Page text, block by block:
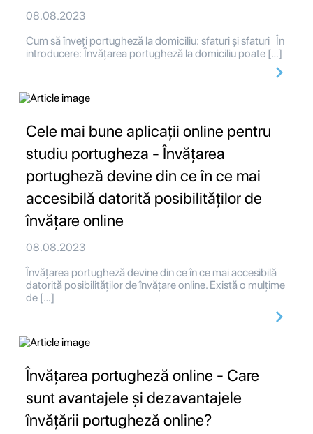
08.08.2023
Cum să înveți portugheză la domiciliu: sfaturi și sfaturi În
introducere: Învățarea portugheză la domiciliu poate […]
Cele mai bune aplicații online pentru
studiu portugheza - Învățarea
portugheză devine din ce în ce mai
accesibilă datorită posibilităților de
învățare online
08.08.2023
Învățarea portugheză devine din ce în ce mai accesibilă
datorită posibilităților de învățare online. Există o mulțime
de […]
Învățarea portugheză online - Care
sunt avantajele și dezavantajele
învățării portugheză online?